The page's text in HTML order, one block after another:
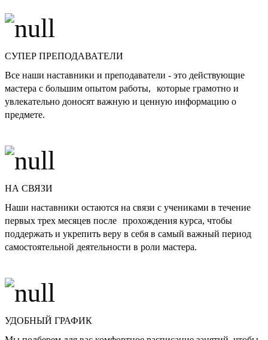
СУПЕР ПРЕПОДАВАТЕЛИ
Все наши наставники и преподаватели - это действующие
мастера с большим опытом работы, которые грамотно и
увлекательно доносят важную и ценную информацию о
предмете.
НА СВЯЗИ
Наши наставники остаются на связи с учениками в течение
первых трех месяцев после прохождения курса, чтобы
поддержать и укрепить веру в себя в самый важный период
самостоятельной деятельности в роли мастера.
УДОБНЫЙ ГРАФИК